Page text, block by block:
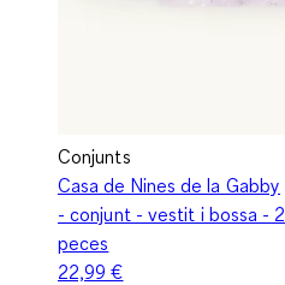
Conjunts
Casa de Nines de la Gabby
- conjunt - vestit i bossa - 2
peces
22,99 €